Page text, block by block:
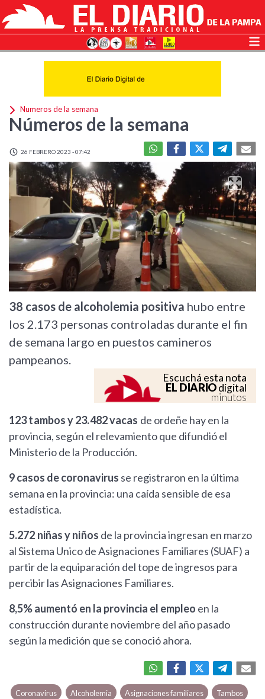
Numeros de la semana
Números de la semana
26 FEBRERO 2023 - 07:42
38 casos de alcoholemia positiva hubo entre
los 2.173 personas controladas durante el fin
de semana largo en puestos camineros
pampeanos.
Escuchá esta nota
EL DIARIOdigital
minutos
123 tambos y 23.482 vacas de ordeñe hay en la
provincia, según el relevamiento que difundió el
Ministerio de la Producción.
9 casos de coronavirus se registraron en la última
semana en la provincia: una caída sensible de esa
estadística.
5.272 niñas y niños de la provincia ingresan en marzo
al Sistema Unico de Asignaciones Familiares (SUAF) a
partir de la equiparación del tope de ingresos para
percibir las Asignaciones Familiares.
8,5% aumentó en la provincia el empleo en la
construcción durante noviembre del año pasado
según la medición que se conoció ahora.
Coronavirus Alcoholemia Asignaciones familiares Tambos